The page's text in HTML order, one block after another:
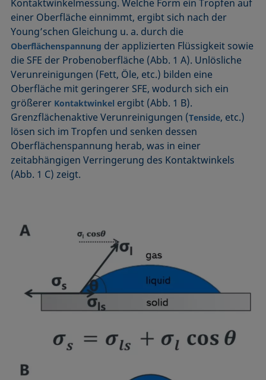
Kontaktwinkelmessung. Welche Form ein Tropfen auf
einer Oberfläche einnimmt, ergibt sich nach der
Young’schen Gleichung u. a. durch die
Oberflächenspannung der applizierten Flüssigkeit sowie
die SFE der Probenoberfläche (Abb. 1 A). Unlösliche
Verun­reinigungen (Fett, Öle, etc.) bilden eine
Oberfläche mit geringerer SFE, wodurch sich ein
größerer Kontaktwinkel ergibt (Abb. 1 B).
Grenzflächenaktive Verunreinigungen (Tenside, etc.)
lösen sich im Tropfen und senken dessen
Oberflächenspannung herab, was in einer
zeitabhängigen Verringerung des Kontaktwinkels
(Abb. 1 C) zeigt.